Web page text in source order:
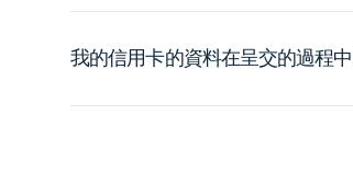
我的信用卡的資料在呈交的過程